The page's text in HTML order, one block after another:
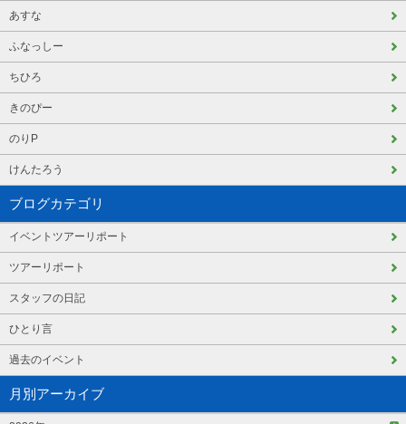
あすな
ふなっしー
ちひろ
きのぴー
のりP
けんたろう
ブログカテゴリ
イベントツアーリポート
ツアーリポート
スタッフの日記
ひとり言
過去のイベント
月別アーカイブ